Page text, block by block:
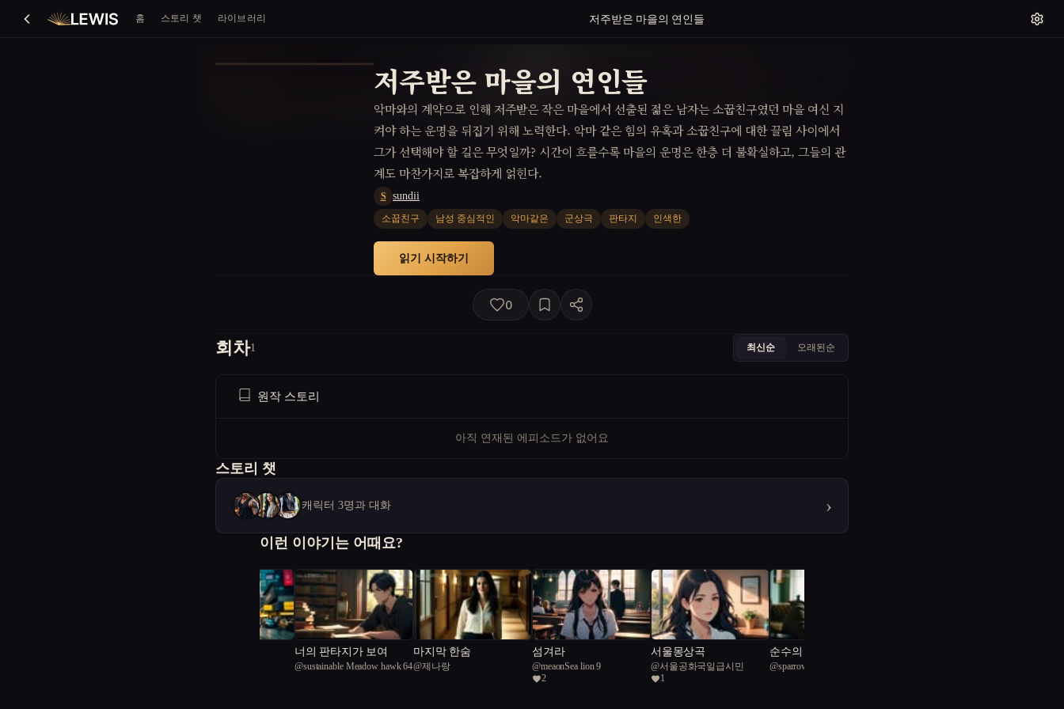
홈 스토리 챗 라이브러리 저주받은 마을의 연인들
저주받은 마을의 연인들
악마와의 계약으로 인해 저주받은 작은 마을에서 선출된 젊은 남자는 소꿉친구였던 마을 여신 지
켜야 하는 운명을 뒤집기 위해 노력한다. 악마 같은 힘의 유혹과 소꿉친구에 대한 끌림 사이에서
그가 선택해야 할 길은 무엇일까? 시간이 흐를수록 마을의 운명은 한층 더 불확실하고, 그들의 관
계도 마찬가지로 복잡하게 얽힌다.
S sundii
소꿉친구 남성 중심적인 악마같은 군상극 판타지 인색한
읽기 시작하기
0
회차1 최신순 오래된순
원작 스토리
아직 연재된 에피소드가 없어요
스토리 챗
캐릭터 3명과 대화 ›
이런 이야기는 어때요?
너의 판타지가 보여
@sustainable Meadow hawk 64
마지막 한숨
@제나랑
섬겨라
@meaonSea lion 9
2
서울몽상곡
@서울공화국일급시민
1
순수의 그림자: 악마를
숭배하는 친구
@sparrow4